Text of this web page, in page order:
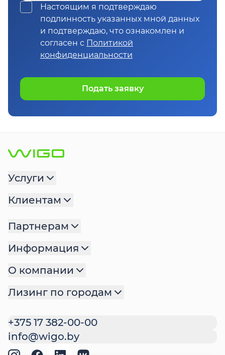
Настоящим я подтверждаю
подлинность указанных мной данных
и подтверждаю, что ознакомлен и
согласен с Политикой
конфиденциальности
Подать заявку
+375 17 382-00-00
info@wigo.by
Услуги
Клиентам
Партнерам
Информация
О компании
Лизинг по городам